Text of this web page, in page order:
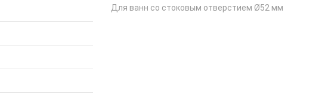
Для ванн со стоковым отверстием Ø52 мм